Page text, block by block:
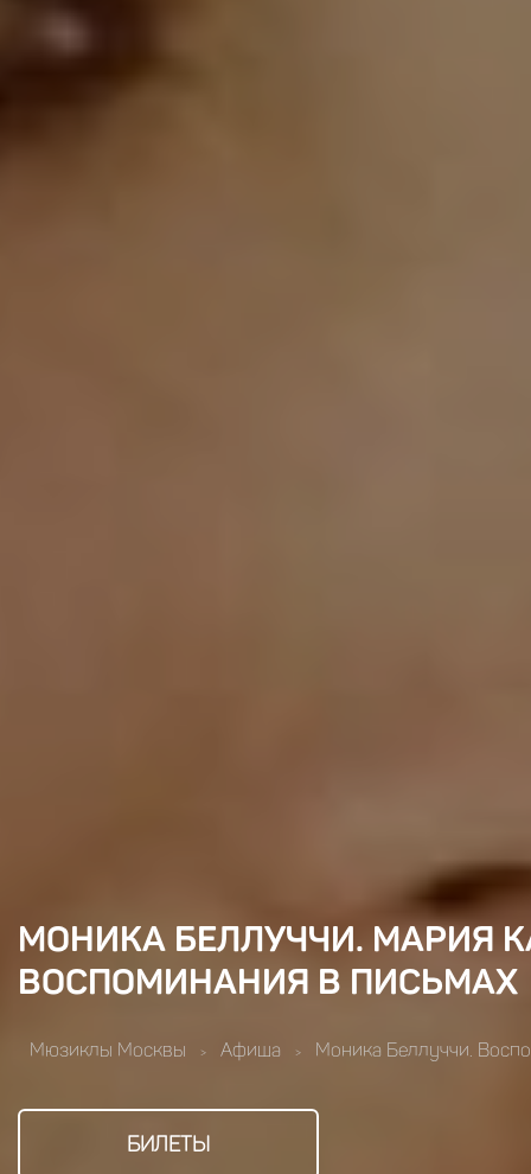
МОНИКА БЕЛЛУЧЧИ. МАРИЯ
ВОСПОМИНАНИЯ В ПИСЬМАХ
Мюзиклы Москвы > Афиша > Моника Беллуччи.
БИЛЕТЫ